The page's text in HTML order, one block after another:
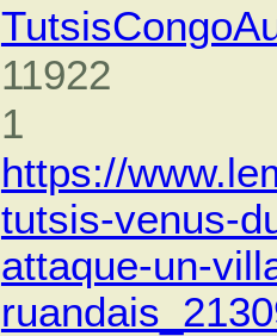
11922
1
https://
tutsis-venus-
attaque-un-